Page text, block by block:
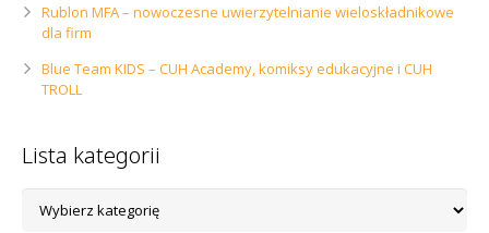
Rublon MFA – nowoczesne uwierzytelnianie wieloskładnikowe
dla firm
Blue Team KIDS – CUH Academy, komiksy edukacyjne i CUH
TROLL
Lista kategorii
kategorii